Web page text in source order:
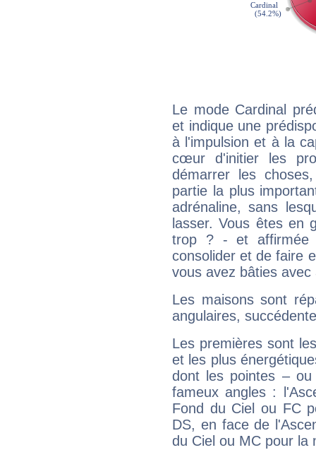
Le mode Cardinal
et indique une
à l'impulsion et à la
cœur d'initier les
démarrer les
partie la plus
adrénaline, sans
lasser. Vous êtes en
trop ? - et affirmée
consolider et de faire
vous avez bâties avec
Les maisons sont
angulaires,
Les premières sont
et les plus
dont les pointes –
fameux angles :
Fond du Ciel ou FC
DS, en face de
du Ciel ou MC pour la